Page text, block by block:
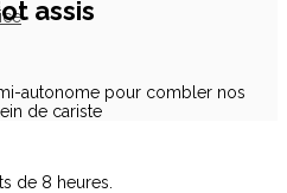
assis
autonome pour combler nos
de cariste
de 8 heures.